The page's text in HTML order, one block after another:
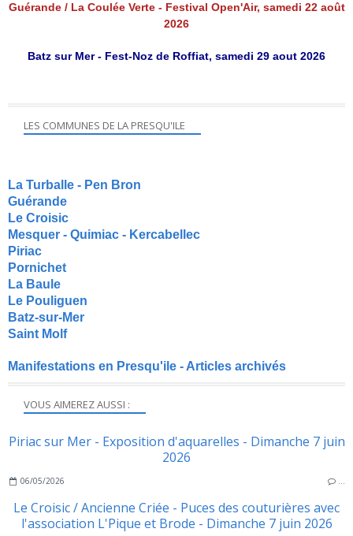
VOUS AIMEREZ AUSSI :
Piriac sur Mer - Exposition d'aquarelles - Dimanche 7 juin
2026
06/05/2026 …
Le Croisic / Ancienne Criée - Puces des couturières avec
l'association L'Pique et Brode - Dimanche 7 juin 2026
Guérande / La Coulée Verte - Festival Open'Air, samedi 22 août
2026
Batz sur Mer - Fest-Noz de Roffiat, samedi 29 aout 2026
LES COMMUNES DE LA PRESQU'ILE
La Turballe - Pen Bron
Guérande
Le Croisic
Mesquer - Quimiac - Kercabellec
Piriac
Pornichet
La Baule
Le Pouliguen
Batz-sur-Mer
Saint Molf
Manifestations en Presqu'ile - Articles archivés